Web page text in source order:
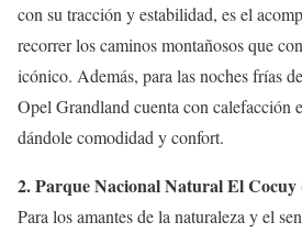
con su tracción y estabilidad, es el
recorrer los caminos montañosos que
icónico. Además, para las noches frías
Opel Grandland cuenta con calefacción
dándole comodidad y confort.
2. Parque Nacional Natural El
Para los amantes de la naturaleza y el